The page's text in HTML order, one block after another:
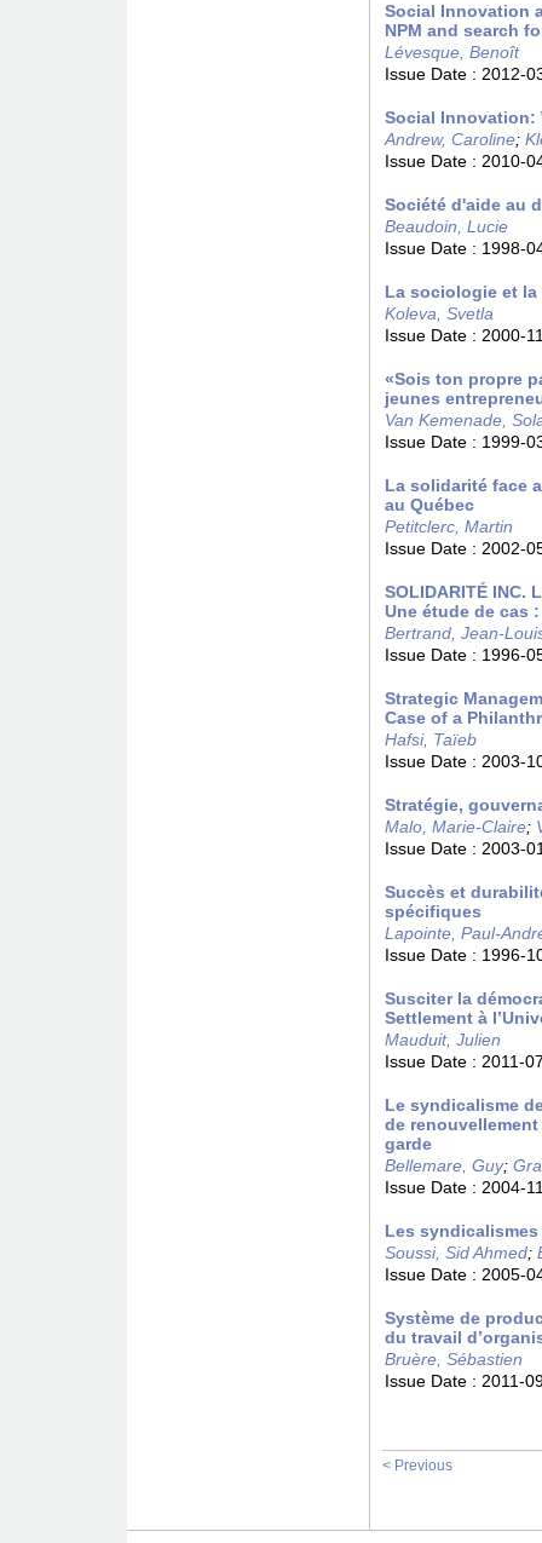
Social Innovation
NPM and search
Lévesque, Benoît
Issue Date : 2012-
Social Innovation:
Andrew, Caroline;
Issue Date : 2010-
Société d'aide au
Beaudoin, Lucie
Issue Date : 1998-
La sociologie et
Koleva, Svetla
Issue Date : 2000-
«Sois ton propre
jeunes
Van Kemenade,
Issue Date : 1999-
La solidarité face
au Québec
Petitclerc, Martin
Issue Date : 2002-
SOLIDARITÉ
Une étude de cas
Bertrand, Jean-
Issue Date : 1996-
Strategic
Case of a
Hafsi, Taïeb
Issue Date : 2003-
Stratégie,
Malo, Marie-Claire;
Issue Date : 2003-
Succès et
spécifiques
Lapointe, Paul-
Issue Date : 1996-
Susciter la
Settlement à
Mauduit, Julien
Issue Date : 2011-
Le syndicalisme
de
garde
Bellemare, Guy;
Issue Date : 2004-
Les
Soussi, Sid Ahmed;
Issue Date : 2005-
Système de
du travail
Bruère, Sébastien
Issue Date : 2011-
< Previous